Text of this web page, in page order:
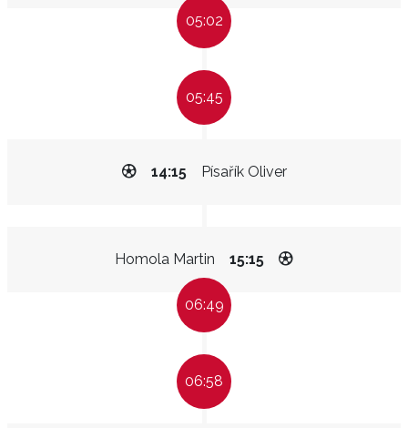
05:02
05:45
Písařík Oliver
14:15
Homola Martin 15:15
06:49
06:58